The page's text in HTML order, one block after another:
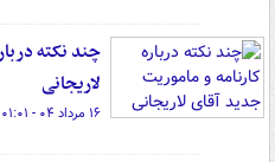
چند نکته
لاریجانی
۱۶ مرداد ۰۴ - ۰۱:۰۱